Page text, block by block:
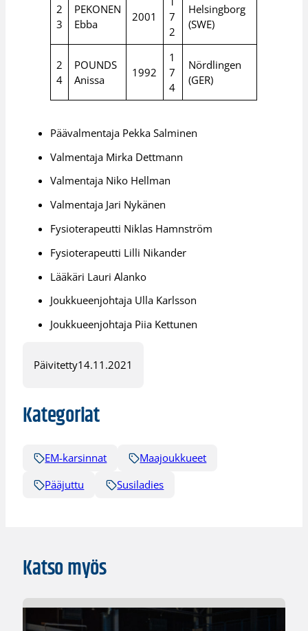
2
3
PEKONEN
Ebba
2001
7
2
Helsingborg
(SWE)
2
4
POUNDS
Anissa
1992
1
7
4
Nördlingen
(GER)
Päävalmentaja Pekka Salminen
Valmentaja Mirka Dettmann
Valmentaja Niko Hellman
Valmentaja Jari Nykänen
Fysioterapeutti Niklas Hamnström
Fysioterapeutti Lilli Nikander
Lääkäri Lauri Alanko
Joukkueenjohtaja Ulla Karlsson
Joukkueenjohtaja Piia Kettunen
Päivitetty14.11.2021
Kategoriat
EM-karsinnat
Maajoukkueet
Pääjuttu
Susiladies
Katso myös